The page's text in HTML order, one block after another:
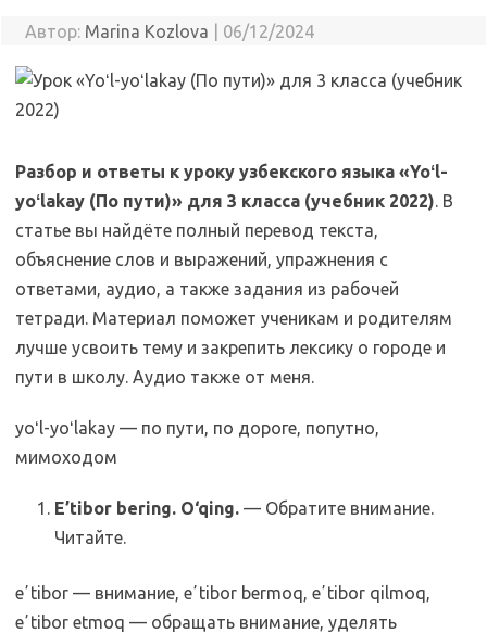
Автор: Marina Kozlova 06/12/2024
Разбор и ответы к уроку узбекского языка «Yoʻl-
yoʻlakay (По пути)» для 3 класса (учебник 2022). В
статье вы найдёте полный перевод текста,
объяснение слов и выражений, упражнения с
ответами, аудио, а также задания из рабочей
тетради. Материал поможет ученикам и родителям
лучше усвоить тему и закрепить лексику о городе и
пути в школу. Аудио также от меня.
yoʻl-yoʻlakay — по пути, по дороге, попутно,
мимоходом
E’tibor bering. O‘qing. — Обратите внимание.
Читайте.
eʼtibor — внимание, eʼtibor bermoq, eʼtibor qilmoq,
eʼtibor etmoq — обращать внимание, уделять